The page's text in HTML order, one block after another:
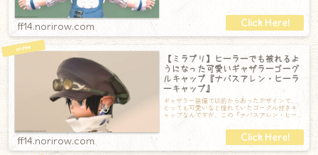
ff14.norirow.com
【ミラプリ】ヒーラーでも被れるよ
うになった可愛いギャザラーゴーグ
ルキャップ『ナバスアレン・ヒーラ
ーキャップ』
ギャザラー装備で以前からあったデザインで、
とっても可愛いなと憧れていたゴーグル付きキ
ャップなんですが、この『ナバスアレン・ヒー
ff14.norirow.com